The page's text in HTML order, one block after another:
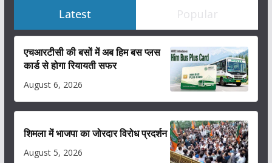
Latest Popular
एचआरटीसी की बसों में अब हिम बस प्लस
कार्ड से होगा रियायती सफर
August 6, 2026
शिमला में भाजपा का जोरदार विरोध प्रदर्शन
August 5, 2026